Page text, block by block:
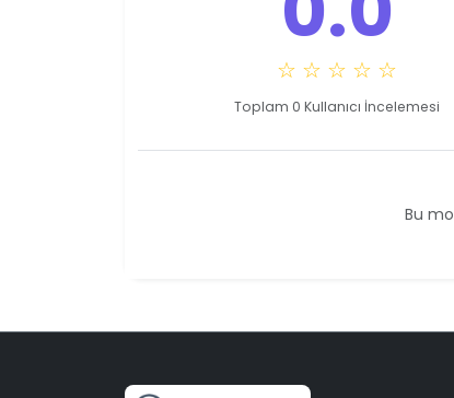
☆ ☆ ☆ ☆ ☆
Toplam 0 Kullanıcı İncelemesi
Bu